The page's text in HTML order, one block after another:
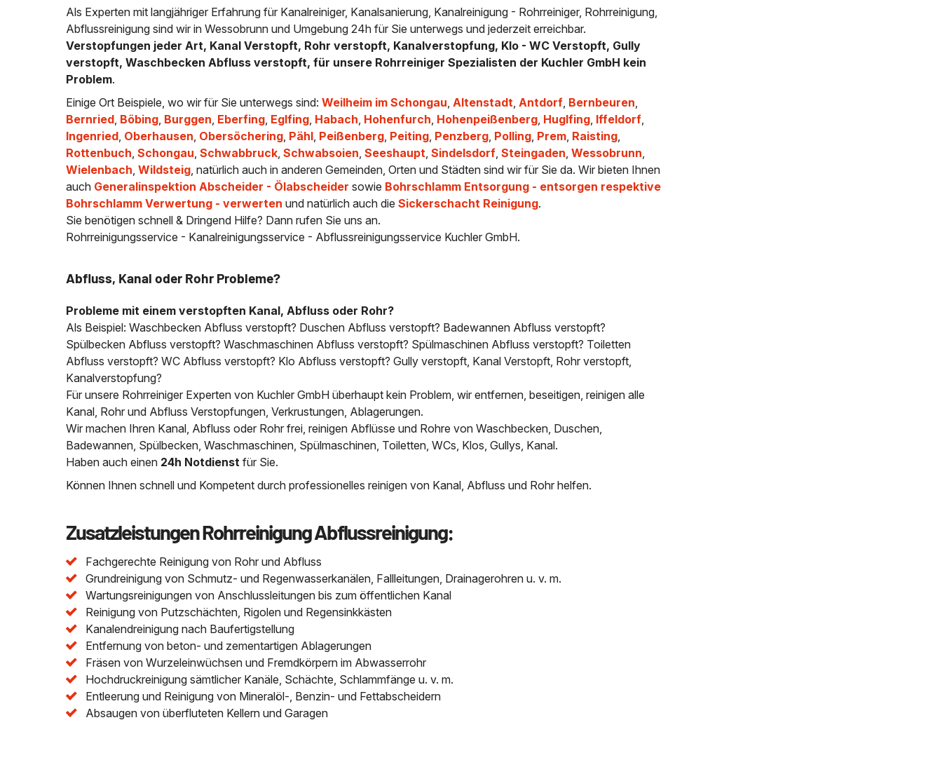
Als Experten mit langjähriger Erfahrung für Kanalreiniger, Kanalsanierung, Kanalreinigung - Rohrreiniger, Rohrreinigung,
Abflussreinigung sind wir in Wessobrunn und Umgebung 24h für Sie unterwegs und jederzeit erreichbar.
Verstopfungen jeder Art, Kanal Verstopft, Rohr verstopft, Kanalverstopfung, Klo - WC Verstopft, Gully
verstopft, Waschbecken Abfluss verstopft, für unsere Rohrreiniger Spezialisten der Kuchler GmbH kein
Problem.
Einige Ort Beispiele, wo wir für Sie unterwegs sind:Weilheim im Schongau,Altenstadt,Antdorf, Bernbeuren,
Bernried, Böbing, Burggen, Eberfing, Eglfing, Habach, Hohenfurch, Hohenpeißenberg, Huglfing, Iffeldorf,
Ingenried, Oberhausen, Obersöchering, Pähl, Peißenberg, Peiting, Penzberg, Polling, Prem, Raisting,
Rottenbuch,Schongau,Schwabbruck,Schwabsoien,Seeshaupt,Sindelsdorf,Steingaden,Wessobrunn,
Wielenbach,Wildsteig, natürlich auch in anderen Gemeinden, Orten und Städten sind wir für Sie da. Wir bieten Ihnen
auch Generalinspektion Abscheider - Ölabscheider sowie Bohrschlamm Entsorgung - entsorgen respektive
Bohrschlamm Verwertung - verwerten und natürlich auch dieSickerschacht Reinigung.
Sie benötigen schnell & Dringend Hilfe? Dann rufen Sie uns an.
Rohrreinigungsservice - Kanalreinigungsservice - Abflussreinigungsservice Kuchler GmbH.
Abfluss, Kanal oder Rohr Probleme?
Probleme mit einem verstopften Kanal, Abfluss oder Rohr?
Als Beispiel: Waschbecken Abfluss verstopft? Duschen Abfluss verstopft? Badewannen Abfluss verstopft?
Spülbecken Abfluss verstopft? Waschmaschinen Abfluss verstopft? Spülmaschinen Abfluss verstopft? Toiletten
Abfluss verstopft? WC Abfluss verstopft? Klo Abfluss verstopft? Gully verstopft, Kanal Verstopft, Rohr verstopft,
Kanalverstopfung?
Für unsere Rohrreiniger Experten von Kuchler GmbH überhaupt kein Problem, wir entfernen, beseitigen, reinigen alle
Kanal, Rohr und Abfluss Verstopfungen, Verkrustungen, Ablagerungen.
Wir machen Ihren Kanal, Abfluss oder Rohr frei, reinigen Abflüsse und Rohre von Waschbecken, Duschen,
Badewannen, Spülbecken, Waschmaschinen, Spülmaschinen, Toiletten, WCs, Klos, Gullys, Kanal.
Haben auch einen 24h Notdienst für Sie.
Können Ihnen schnell und Kompetent durch professionelles reinigen von Kanal, Abfluss und Rohr helfen.
Zusatzleistungen Rohrreinigung Abflussreinigung:
Fachgerechte Reinigung von Rohr und Abfluss
Grundreinigung von Schmutz- und Regenwasserkanälen, Fallleitungen, Drainagerohren u. v. m.
Wartungsreinigungen von Anschlussleitungen bis zum öffentlichen Kanal
Reinigung von Putzschächten, Rigolen und Regensinkkästen
Kanalendreinigung nach Baufertigstellung
Entfernung von beton- und zementartigen Ablagerungen
Fräsen von Wurzeleinwüchsen und Fremdkörpern im Abwasserrohr
Hochdruckreinigung sämtlicher Kanäle, Schächte, Schlammfänge u. v. m.
Entleerung und Reinigung von Mineralöl-, Benzin- und Fettabscheidern
Absaugen von überfluteten Kellern und Garagen